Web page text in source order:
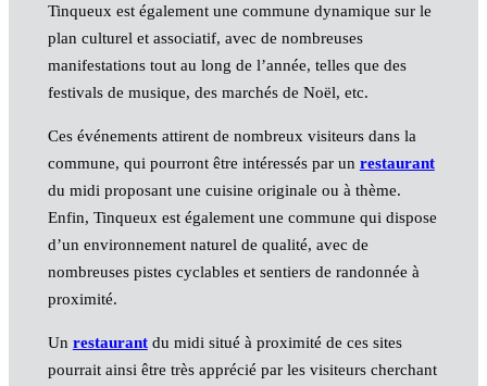
Tinqueux est également une commune dynamique sur le
plan culturel et associatif, avec de nombreuses
manifestations tout au long de l’année, telles que des
festivals de musique, des marchés de Noël, etc.
Ces événements attirent de nombreux visiteurs dans la
commune, qui pourront être intéressés par un restaurant
du midi proposant une cuisine originale ou à thème.
Enfin, Tinqueux est également une commune qui dispose
d’un environnement naturel de qualité, avec de
nombreuses pistes cyclables et sentiers de randonnée à
proximité.
Un restaurantdu midi situé à proximité de ces sites
pourrait ainsi être très apprécié par les visiteurs cherchant